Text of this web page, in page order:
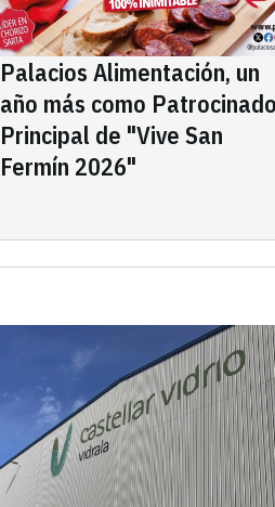
Palacios Alimentación, un
año más como
Principal de "Vive San
Fermín 2026"